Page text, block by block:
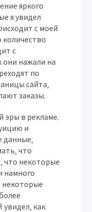
яркого
я увидел
с моей
количество
с
они нажали на
по
сайта‚
заказы.
эры в рекламе.
и
данные‚
что
что некоторые
намного
некоторые
как